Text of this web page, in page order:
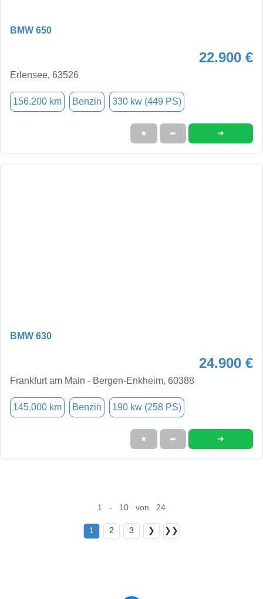
BMW 650
22.900 €
Erlensee, 63526
156.200 km Benzin 330 kw (449 PS)
★ ➦ ➜
BMW 630
24.900 €
Frankfurt am Main - Bergen-Enkheim, 60388
145.000 km Benzin 190 kw (258 PS)
★ ➦ ➜
1 - 10 von 24
1 2 3 ❯ ❯❯